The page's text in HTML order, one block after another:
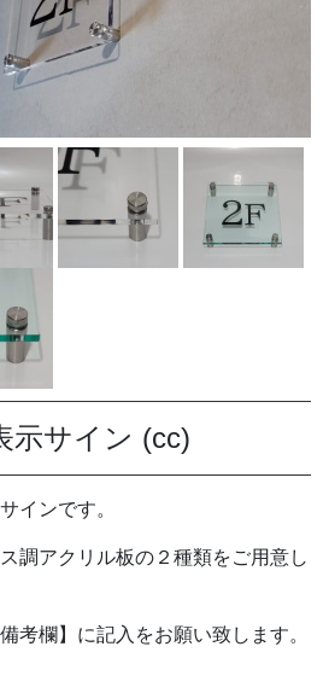
示サイン (cc)
インです。
調アクリル板の２種類をご用意し
考欄】に記入をお願い致します。